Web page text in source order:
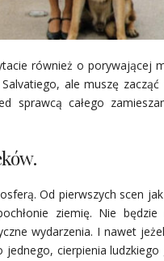
również o porywającej
ale muszę
sprawcą całego
Od pierwszych scen
ziemię. Nie będzie
wydarzenia. I nawet
cierpienia ludzkiego